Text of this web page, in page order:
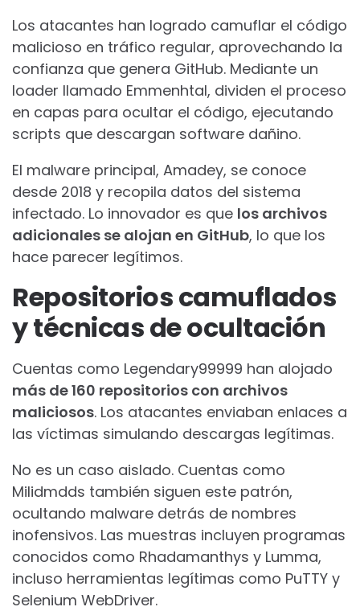
Los atacantes han logrado camuflar el código
malicioso en tráfico regular, aprovechando la
confianza que genera GitHub. Mediante un
loader llamado Emmenhtal, dividen el proceso
en capas para ocultar el código, ejecutando
scripts que descargan software dañino.
El malware principal, Amadey, se conoce
desde 2018 y recopila datos del sistema
infectado. Lo innovador es que los archivos
adicionales se alojan en GitHub, lo que los
hace parecer legítimos.
Repositorios camuflados
y técnicas de ocultación
Cuentas como Legendary99999 han alojado
más de 160 repositorios con archivos
maliciosos. Los atacantes enviaban enlaces a
las víctimas simulando descargas legítimas.
No es un caso aislado. Cuentas como
Milidmdds también siguen este patrón,
ocultando malware detrás de nombres
inofensivos. Las muestras incluyen programas
conocidos como Rhadamanthys y Lumma,
incluso herramientas legítimas como PuTTY y
Selenium WebDriver.